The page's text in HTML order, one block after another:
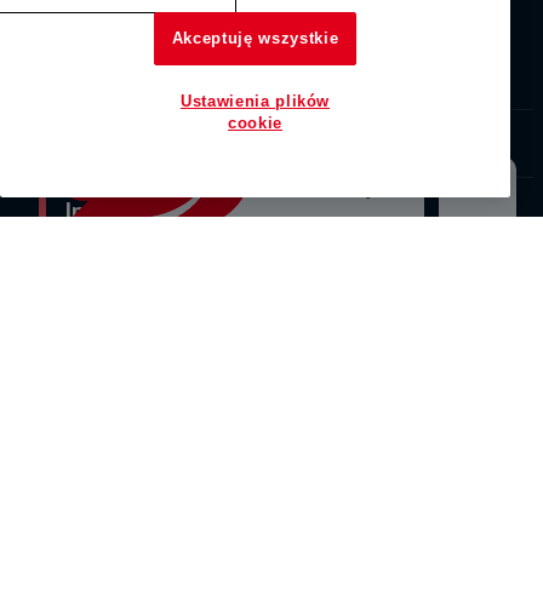
Zaplanuj zakupy
Informacje prawne
Akceptuję wszystkie
Ustawienia plików
cookie